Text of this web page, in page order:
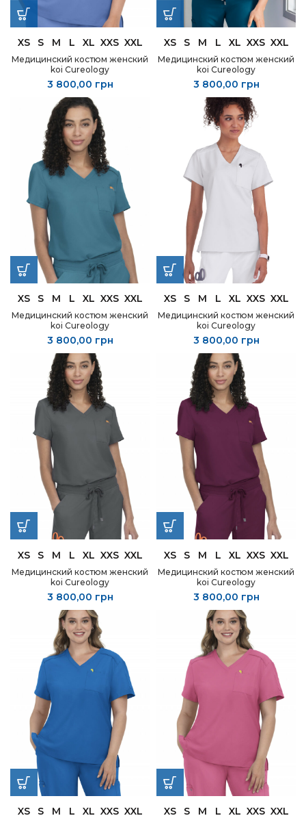
XS S M L XL XXS XXL
Медицинский костюм женский
koi Cureology
3 800,00 грн
XS S M L XL XXS XXL
Медицинский костюм женский
koi Cureology
3 800,00 грн
XS S M L XL XXS XXL
Медицинский костюм женский
koi Cureology
3 800,00 грн
XS S M L XL XXS XXL
Медицинский костюм женский
koi Cureology
3 800,00 грн
XS S M L XL XXS XXL
Медицинский костюм женский
koi Cureology
3 800,00 грн
XS S M L XL XXS XXL
Медицинский костюм женский
koi Cureology
3 800,00 грн
XS S M L XL XXS XXL XS S M L XL XXS XXL